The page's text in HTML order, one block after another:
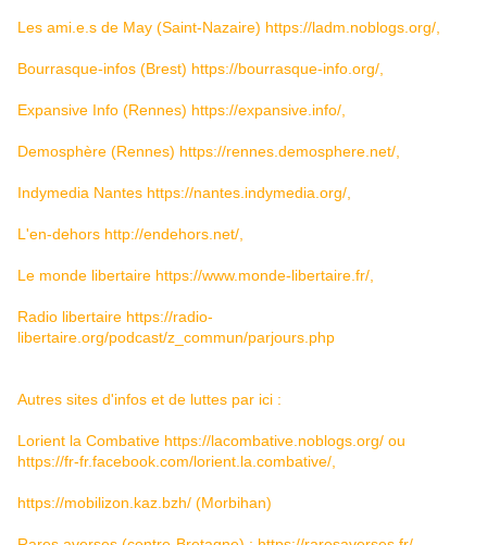
Les ami.e.s de May (Saint-Nazaire) https://ladm.noblogs.org/
Bourrasque-infos (Brest) https://bourrasque-info.org/
Expansive Info (Rennes) https://expansive.info/
Demosphère (Rennes) https://rennes.demosphere.net/
Indymedia Nantes https://nantes.indymedia.org/
L'en-dehors http://endehors.net/
Le monde libertaire https://www.monde-libertaire.fr/
Radio libertaire https://radio-
libertaire.org/podcast/z_commun/parjours.php
Autres sites d'infos et de luttes par ici :
Lorient la Combative https://lacombative.noblogs.org/ ou
https://fr-fr.facebook.com/lorient.la.combative/
https://mobilizon.kaz.bzh/ (Morbihan)